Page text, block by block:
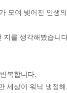
모여 빚어진 인생
지를 생각해봤습니
복합니다.
세상이 워낙 냉정